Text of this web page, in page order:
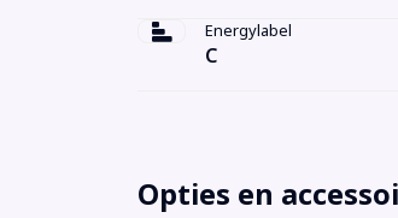
Energylabel
C
Opties en